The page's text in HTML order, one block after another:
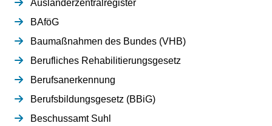
Ausländerzentralregister
BAföG
Baumaßnahmen des Bundes (VHB)
Berufliches Rehabilitierungsgesetz
Berufsanerkennung
Berufsbildungsgesetz (BBiG)
Beschussamt Suhl